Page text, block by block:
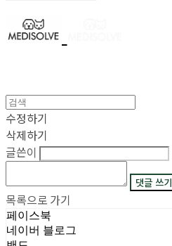
수정하기
삭제하기
글쓴이
댓글 쓰기
목록으로 가기
페이스북
네이버 블로그